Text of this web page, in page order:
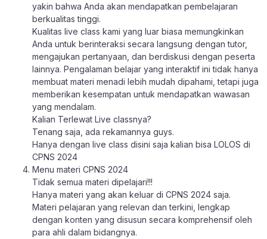
yakin bahwa Anda akan mendapatkan pembelajaran
berkualitas tinggi.
Kualitas live class kami yang luar biasa memungkinkan
Anda untuk berinteraksi secara langsung dengan tutor,
mengajukan pertanyaan, dan berdiskusi dengan peserta
lainnya. Pengalaman belajar yang interaktif ini tidak hanya
membuat materi menadi lebih mudah dipahami, tetapi juga
memberikan kesempatan untuk mendapatkan wawasan
yang mendalam.
Kalian Terlewat Live classnya?
Tenang saja, ada rekamannya guys.
Hanya dengan live class disini saja kalian bisa LOLOS di
CPNS 2024
Menu materi CPNS 2024
Tidak semua materi dipelajari!!!
Hanya materi yang akan keluar di CPNS 2024 saja.
Materi pelajaran yang relevan dan terkini, lengkap
dengan konten yang disusun secara komprehensif oleh
para ahli dalam bidangnya.